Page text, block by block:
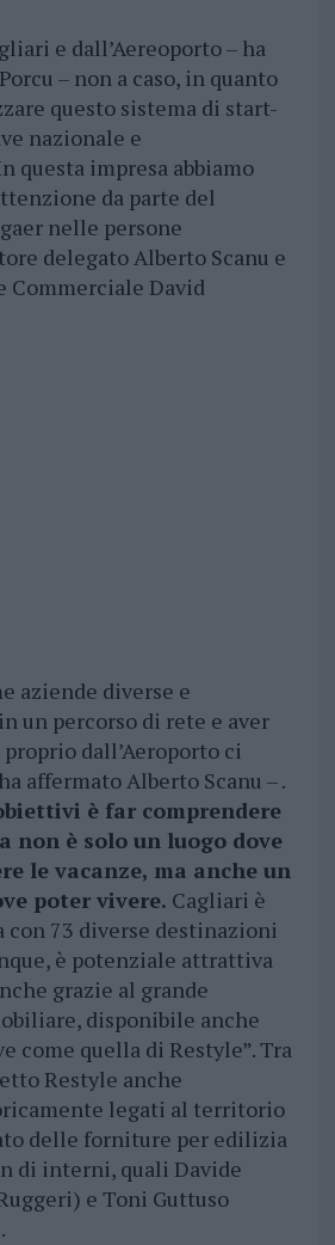
e dall’Aereoporto – ha
– non a caso, in quanto
questo sistema di start-
nazionale e
questa impresa abbiamo
da parte del
nelle persone
delegato Alberto Scanu e
Commerciale David
aziende diverse e
un percorso di rete e aver
dall’Aeroporto ci
affermato Alberto Scanu – .
è far comprendere
non è solo un luogo dove
le vacanze, ma anche un
poter vivere. Cagliari è
con 73 diverse destinazioni
è potenziale attrattiva
grazie al grande
disponibile anche
come quella di Restyle”. Tra
Restyle anche
legati al territorio
delle forniture per edilizia
di interni, quali Davide
e Toni Guttuso